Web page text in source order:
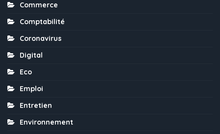
Commerce
Comptabilité
Coronavirus
Digital
Eco
Emploi
Entretien
Environnement